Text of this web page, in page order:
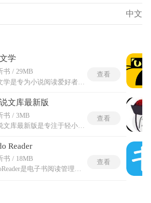
中文
学
书 / 29MB
查看
文库最新版
书 / 3MB
轻小说文库最新版是专注于轻小说阅览的专属阅读工具，平台整合了全品类轻小说内容，涵盖异界、恋爱等多元题材，还优化了章节更新推送机制，能够及时同步作品最新内容。轻小说文库最新版完成了多项细节优化与功能升级，整体运行适配性更强。规整了内容分类体系，扩充了各类题材的轻小说储备资源，同时升级了阅读内核，减少阅览卡顿问题。全新的自定义阅览模式，适配不同场景的阅览需求，新增的插图浏览模式可以搭配文字还原原作氛围。全方位提升沉浸式文字阅览体验，适配各类轻小说爱好者的阅览需求。
查看
Reader
书 / 18MB
查看